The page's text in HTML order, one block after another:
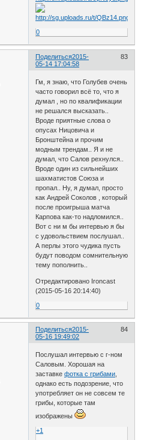
0
Поделиться 83
2015-
05-14 17:04:58
Гм, я знаю, что Голубев очень
часто говорил всё то, что я
думал , но по квалификации
не решался высказать..
Вроде приятные слова о
опусах Ницовича и
Бронштейна и прочим
модным трендам.. Я и не
думал, что Салов рехнулся..
Вроде один из сильнейших
шахматистов Союза и
пропал.. Ну, я думал, просто
как Андрей Соколов , который
после проигрыша матча
Карпова как-то надломился..
Вот с ни м бы интервью я бы
с удовольствием послушал..
А перлы этого чудика пусть
будут поводом сомнительную
тему пополнить..
Отредактировано Ironcast
(2015-05-16 20:14:40)
0
Поделиться 84
2015-
05-16 19:49:02
Послушал интервью с г-ном
Саловым. Хорошая на
заставкефотка с грибами
однако есть подозрение, что
употребляет он не совсем те
грибы, которые там
изображены
+1